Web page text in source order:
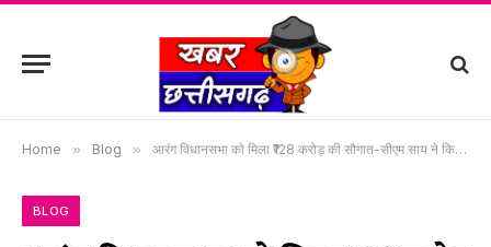
Home » Blog » आरंग विधानसभा को मिला ₹128 करोड़ की सौगात-सीएम साय ने किया विकास कार्यों का लोकार्पण और भूमिपूजन-की ये घोषणाएं…
BLOG